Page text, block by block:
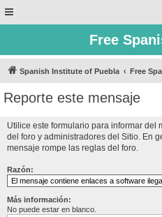
Free
Spanish Institute of Puebla Free
Reporte este mensaje
Utilice este formulario para informar
del foro y administradores del Sitio. En
mensaje rompe las reglas del foro.
Razón:
Más información:
No puede estar en blanco.